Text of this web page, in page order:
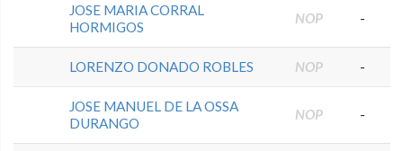
JOSE MARIA CORRAL
HORMIGOS
NOP -
LORENZO DONADO ROBLES NOP -
JOSE MANUEL DE LA OSSA
DURANGO
NOP -